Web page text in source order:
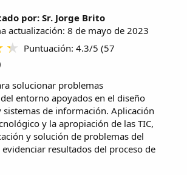
por: Sr. Jorge Brito
actualización: 8 de mayo de 2023
Puntuación: 4.3/5 (57
solucionar problemas
entorno apoyados en el diseño
de información. Aplicación
y la apropiación de las TIC,
y solución de problemas del
resultados del proceso de